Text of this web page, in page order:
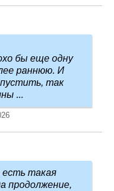
бы еще одну
раннюю. И
так
...
есть такая
продолжение,